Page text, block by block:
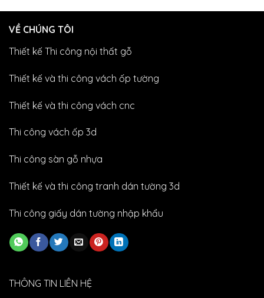
VỀ CHÚNG TÔI
Thiết kế Thi công nội thất gỗ
Thiết kế và thi công vách ốp tường
Thiết kế và thi công vách cnc
Thi công vách ốp 3d
Thi công sàn gỗ nhựa
Thiết kế và thi công tranh dán tường 3d
Thi công giấy dán tường nhập khẩu
THÔNG TIN LIÊN HỆ